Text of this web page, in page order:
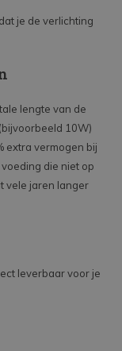
je de verlichting
lengte van de
10W)
extra vermogen bij
die niet op
vele jaren langer
leverbaar voor je